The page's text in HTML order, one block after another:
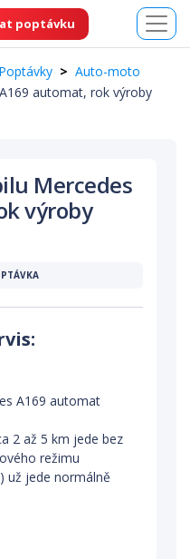
poptávku
Poptávky
Auto-moto
automat, rok výroby
Mercedes
výroby
A169 automat
2 až 5 km jede bez
režimu
už jede normálně